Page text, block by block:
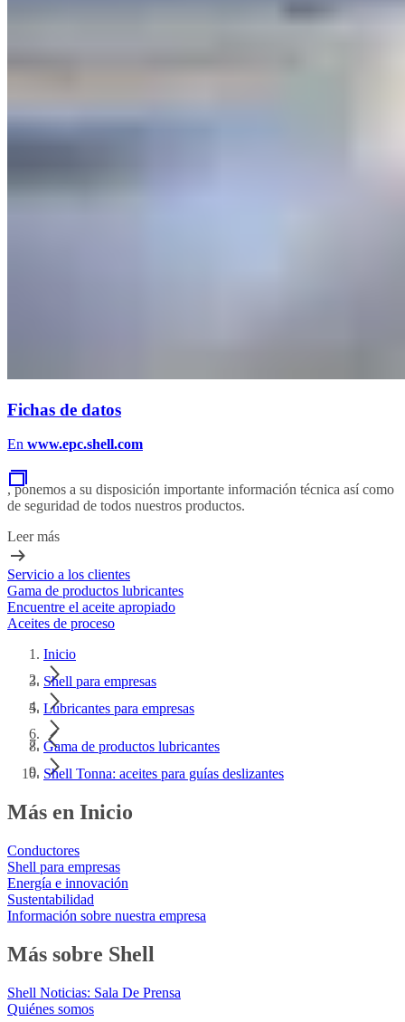
Fichas de datos
En www.epc.shell.com
, ponemos a su disposición importante información técnica así como
de seguridad de todos nuestros productos.
Leer más
Servicio a los clientes
Gama de productos lubricantes
Encuentre el aceite apropiado
Aceites de proceso
Inicio
Shell para empresas
Lubricantes para empresas
Gama de productos lubricantes
Shell Tonna: aceites para guías deslizantes
Más en Inicio
Conductores
Shell para empresas
Energía e innovación
Sustentabilidad
Información sobre nuestra empresa
Más sobre Shell
Shell Noticias: Sala De Prensa
Quiénes somos